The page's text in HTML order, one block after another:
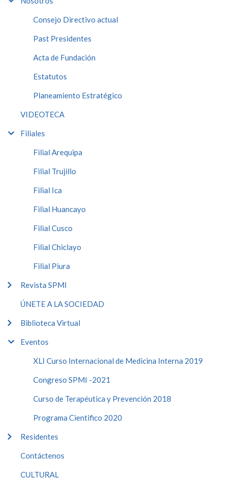
Consejo Directivo actual
Past Presidentes
Acta de Fundación
Estatutos
Planeamiento Estratégico
VIDEOTECA
Filiales
Filial Arequipa
Filial Trujillo
Filial Ica
Filial Huancayo
Filial Cusco
Filial Chiclayo
Filial Piura
Revista SPMI
ÚNETE A LA SOCIEDAD
Biblioteca Virtual
Eventos
XLI Curso Internacional de Medicina Interna 2019
Congreso SPMI -2021
Curso de Terapéutica y Prevención 2018
Programa Cientifico 2020
Residentes
Contáctenos
CULTURAL